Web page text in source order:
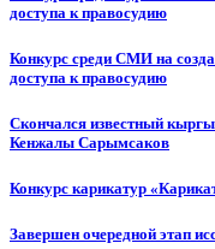
доступа к правосудию
Конкурс среди СМИ на
доступа к правосудию
Скончался известный
Кенжалы Сарымсаков
Конкурс карикатур
Завершен очередной этап